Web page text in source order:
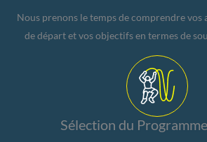
Nous prenons le temps de comprendre vos
de départ et vos objectifs en termes de
Sélection du